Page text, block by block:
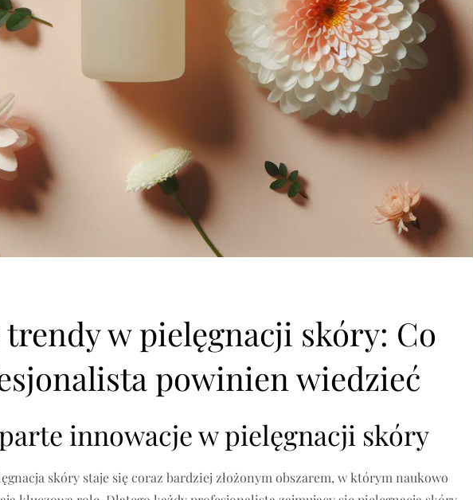
trendy w pielęgnacji skóry: Co
powinien wiedzieć
innowacje w pielęgnacji skóry
skóry staje się coraz bardziej złożonym obszarem, w którym naukowo